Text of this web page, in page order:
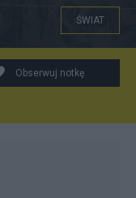
ŚWIAT
Obserwuj notkę